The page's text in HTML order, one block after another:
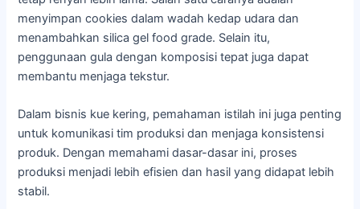
menyimpan cookies dalam wadah kedap udara dan
menambahkan silica gel food grade. Selain itu,
penggunaan gula dengan komposisi tepat juga dapat
membantu menjaga tekstur.
Dalam bisnis kue kering, pemahaman istilah ini juga penting
untuk komunikasi tim produksi dan menjaga konsistensi
produk. Dengan memahami dasar-dasar ini, proses
produksi menjadi lebih efisien dan hasil yang didapat lebih
stabil.